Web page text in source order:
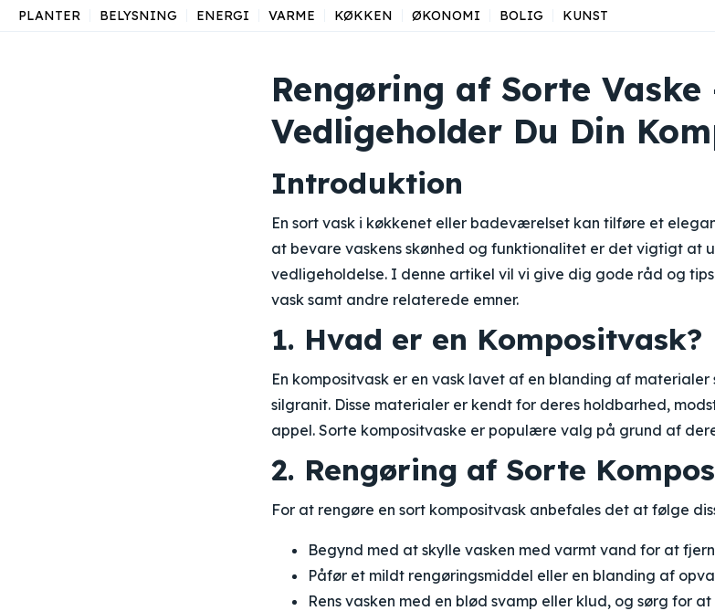
PLANTER BELYSNING ENERGI VARME KØKKEN ØKONOMI BOLIG KUNST
Rengøring af Sorte Vaske
Vedligeholder Du Din
Introduktion
En sort vask i køkkenet eller badeværelset kan tilføre et
at bevare vaskens skønhed og funktionalitet er det vigtigt at
vedligeholdelse. I denne artikel vil vi give dig gode råd og
vask samt andre relaterede emner.
1. Hvad er en Kompositvask?
En kompositvask er en vask lavet af en blanding af materialer
silgranit. Disse materialer er kendt for deres holdbarhed,
appel. Sorte kompositvaske er populære valg på grund af
2. Rengøring af Sorte
For at rengøre en sort kompositvask anbefales det at følge
Begynd med at skylle vasken med varmt vand for at
Påfør et mildt rengøringsmiddel eller en blanding af
Rens vasken med en blød svamp eller klud, og sørg for